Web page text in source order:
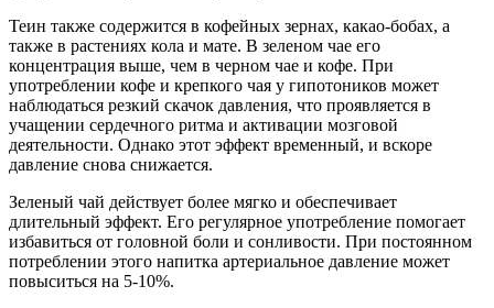
Теин также содержится в кофейных зернах, какао-бобах, а
также в растениях кола и мате. В зеленом чае его
концентрация выше, чем в черном чае и кофе. При
употреблении кофе и крепкого чая у гипотоников может
наблюдаться резкий скачок давления, что проявляется в
учащении сердечного ритма и активации мозговой
деятельности. Однако этот эффект временный, и вскоре
давление снова снижается.
Зеленый чай действует более мягко и обеспечивает
длительный эффект. Его регулярное употребление помогает
избавиться от головной боли и сонливости. При постоянном
потреблении этого напитка артериальное давление может
повыситься на 5-10%.